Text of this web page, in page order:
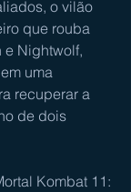
o vilão
que rouba
e Nightwolf,
uma
recuperar a
de dois
Kombat 11: